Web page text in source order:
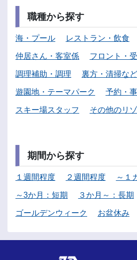
職種から探す
海・プール レストラン・飲食
仲居さん・客室係 フロント・
調理補助・調理 裏方・清掃など
遊園地・テーマパーク 予約・
スキー場スタッフ その他のリ
期間から探す
１週間程度 ２週間程度 ～１
～3か月：短期 ３か月～：長期
ゴールデンウィーク お盆休み